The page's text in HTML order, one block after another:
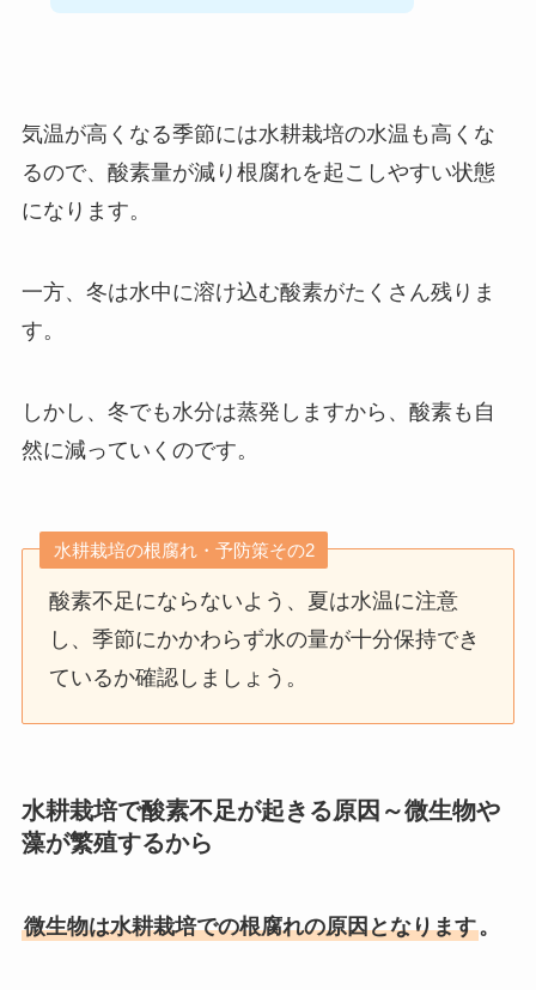
気温が高くなる季節には水耕栽培の水温も高くな
るので、酸素量が減り根腐れを起こしやすい状態
になります。
一方、冬は水中に溶け込む酸素がたくさん残りま
す。
しかし、冬でも水分は蒸発しますから、酸素も自
然に減っていくのです。
水耕栽培の根腐れ・予防策その2
酸素不足にならないよう、夏は水温に注意
し、季節にかかわらず水の量が十分保持でき
ているか確認しましょう。
水耕栽培で酸素不足が起きる原因～微生物や
藻が繁殖するから
微生物は水耕栽培での根腐れの原因となります。